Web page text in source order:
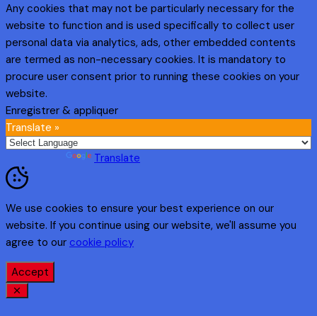
Any cookies that may not be particularly necessary for the
website to function and is used specifically to collect user
personal data via analytics, ads, other embedded contents
are termed as non-necessary cookies. It is mandatory to
procure user consent prior to running these cookies on your
website.
Enregistrer & appliquer
Translate »
Translate
We use cookies to ensure your best experience on our
website. If you continue using our website, we'll assume you
agree to our cookie policy
Accept